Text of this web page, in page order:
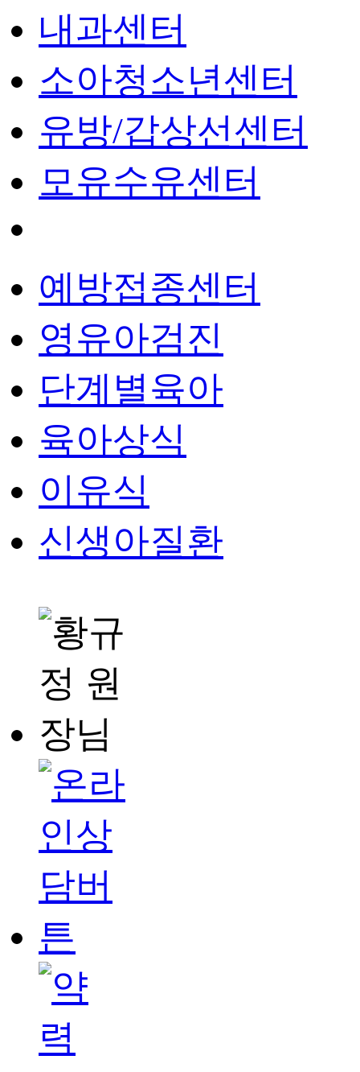
내과센터
소아청소년센터
유방/갑상선센터
모유수유센터
예방접종센터
영유아검진
단계별육아
육아상식
이유식
신생아질환